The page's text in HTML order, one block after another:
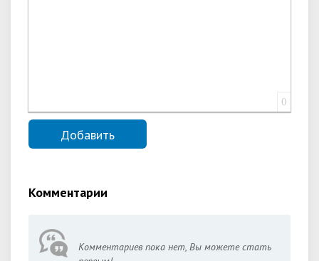
0
Комментарии
Комментариев пока нет, Вы можете стать